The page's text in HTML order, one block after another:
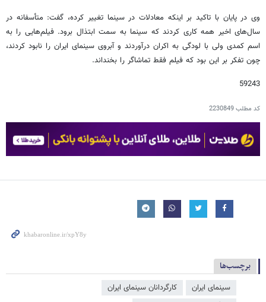
وی در پایان با تاکید بر اینکه معادلات در سینما تغییر کرده، گفت: متأسفانه در
سال‌های اخیر همه کاری کردند که سینما به سمت ابتذال برود. فیلم‌هایی را به
اسم کمدی ولی با لودگی به اکران درآوردند و آبروی سینمای ایران را نابود کردند،
چون تفکر بر این بود که فیلم فقط تماشاگر را بخنداند.
59243
کد مطلب2230849
برچسب‌ها
سینمای ایران
کارگردانان سینمای ایران